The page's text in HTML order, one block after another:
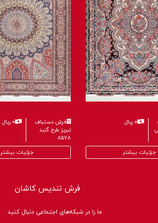
۰ ریال
فرش دستباف
تبریز طرح خطیبی
۸۶۰۴
جزئیات بیشتر
۰ ریال
جزئیات بیشتر
فرش تندیس کاشان
ما را در شبکه‌های اجتماعی دنبال کنید